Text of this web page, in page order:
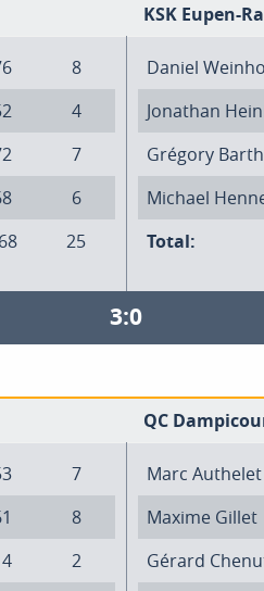
KSK Eupen-
8
4
7
6
25
Daniel
Jonathan
Grégory Barth
Michael
Total:
3:0
QC
7
8
2
Marc Authelet
Maxime Gillet
Gérard